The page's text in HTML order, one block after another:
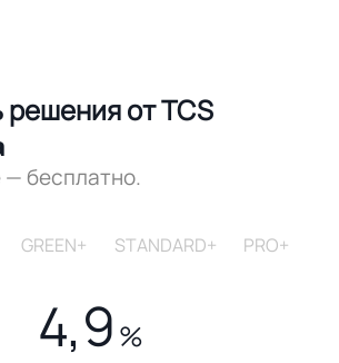
от TCS
бесплатно.
GREEN+ STANDARD+ PRO+
4,9 %